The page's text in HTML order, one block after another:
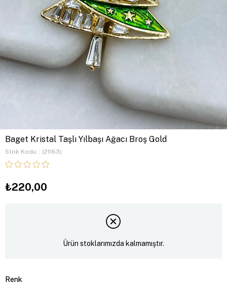
Baget Kristal Taşlı Yılbaşı Ağacı Broş Gold
Stok Kodu (21163)
₺220,00
Ürün stoklarımızda kalmamıştır.
Renk